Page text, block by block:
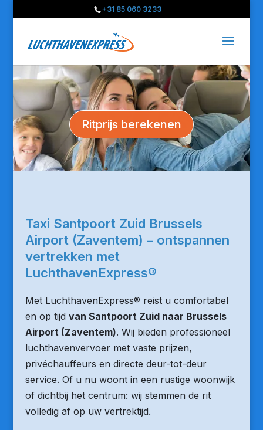
+31 85 060 3233
Ritprijs berekenen
Taxi Santpoort Zuid Brussels
Airport (Zaventem) – ontspannen
vertrekken met
LuchthavenExpress®
Met LuchthavenExpress® reist u comfortabel
en op tijd van Santpoort Zuid naar Brussels
Airport (Zaventem). Wij bieden professioneel
luchthavenvervoer met vaste prijzen,
privéchauffeurs en directe deur-tot-deur
service. Of u nu woont in een rustige woonwijk
of dichtbij het centrum: wij stemmen de rit
volledig af op uw vertrektijd.